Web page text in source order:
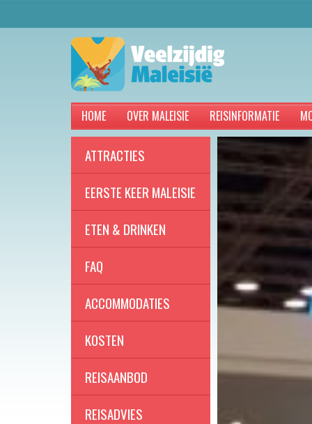
HOME OVER MALEISIE REISINFORMATIE
ATTRACTIES
EERSTE KEER MALEISIE
ETEN & DRINKEN
FAQ
ACCOMMODATIES
KOSTEN
REISAANBOD
REISADVIES